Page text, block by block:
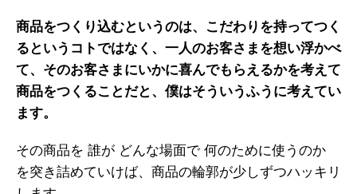
商品をつくり込むというのは、こだわりを持ってつく
るというコトではなく、一人のお客さまを想い浮かべ
て、そのお客さまにいかに喜んでもらえるかを考えて
商品をつくることだと、僕はそういうふうに考えてい
ます。
その商品を 誰が どんな場面で 何のために使うのか
を突き詰めていけば、商品の輪郭が少しずつハッキリ